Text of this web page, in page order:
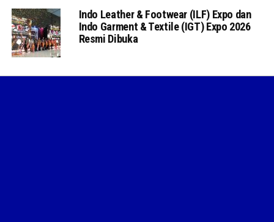
Indo Leather & Footwear (ILF) Expo dan
Indo Garment & Textile (IGT) Expo 2026
Resmi Dibuka